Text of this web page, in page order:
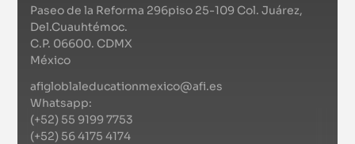
Paseo de la Reforma 296piso 25-109 Col. Juárez,
Del.Cuauhtémoc.
C.P. 06600. CDMX
México
afigloblaleducationmexico@afi.es
Whatsapp:
(+52) 55 9199 7753
(+52) 56 4175 4174